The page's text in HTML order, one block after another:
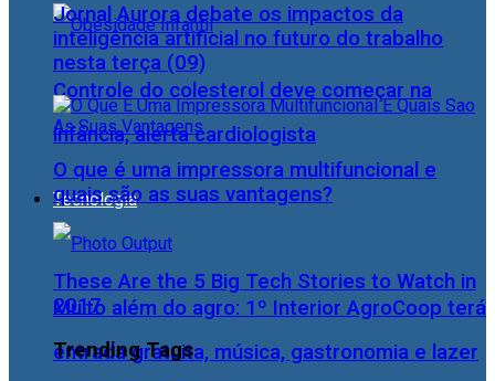
Controle do colesterol deve começar na
infância, alerta cardiologista
Tecnologia
Muito além do agro: 1º Interior AgroCoop terá
entrada gratuita, música, gastronomia e lazer
Jornal Aurora debate os impactos da
inteligência artificial no futuro do trabalho
nesta terça (09)
O que é uma impressora multifuncional e
quais são as suas vantagens?
These Are the 5 Big Tech Stories to Watch in
2017
Trending Tags